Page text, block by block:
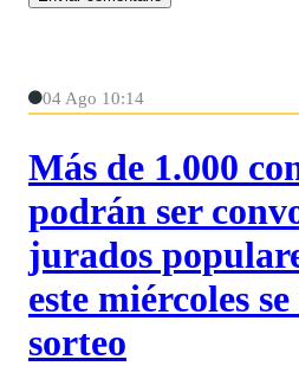
04 Ago 10:14
Más de 1.000
podrán ser
jurados
este miércoles
sorteo